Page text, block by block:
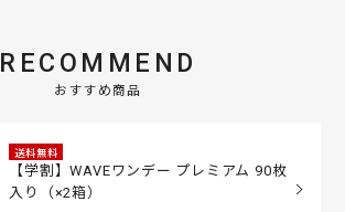
RECOMMEND
おすすめ商品
送料無料
【学割】WAVEワンデー プレミアム 90枚
入り（×2箱）